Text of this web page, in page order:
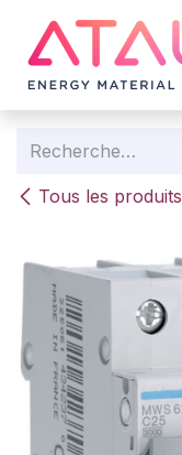
Tous les produits